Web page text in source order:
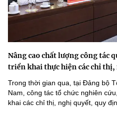
Nâng cao chất lượng công tác
triển khai thực hiện các chỉ
Trong thời gian qua, tại Đảng bộ
Nam, công tác tổ chức nghiên
khai các chỉ thị, nghị quyết, quy